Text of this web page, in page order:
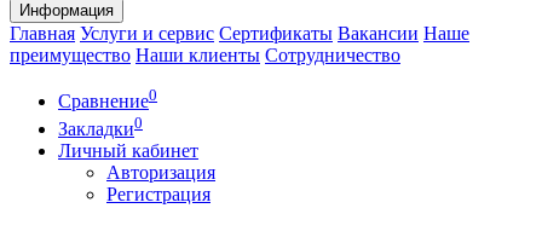
Информация
Главная Услуги и сервис Сертификаты Вакансии Наше
преимущество Наши клиенты Сотрудничество
Сравнение0
Закладки0
Личный кабинет
Авторизация
Регистрация